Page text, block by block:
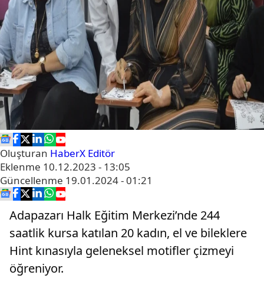
Oluşturan HaberX Editör
Eklenme 10.12.2023 - 13:05
Güncellenme 19.01.2024 - 01:21
Adapazarı Halk Eğitim Merkezi’nde 244
saatlik kursa katılan 20 kadın, el ve bileklere
Hint kınasıyla geleneksel motifler çizmeyi
öğreniyor.